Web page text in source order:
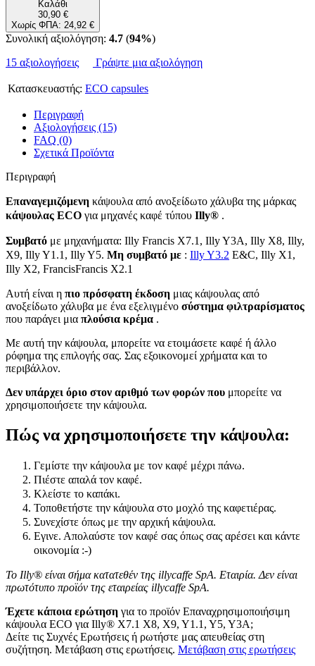
Καλάθι
30,90 €
Χωρίς ΦΠΑ: 24,92 €
Συνολική αξιολόγηση: 4.7 (94%)
15 αξιολογήσεις
Γράψτε μια αξιολόγηση
Κατασκευαστής: ECO capsules
Περιγραφή
Αξιολογήσεις (15)
FAQ (0)
Σχετικά Προϊόντα
Περιγραφή
Επαναγεμιζόμενη κάψουλα από ανοξείδωτο χάλυβα της μάρκας
κάψουλας ECO για μηχανές καφέ τύπου Illy® .
Συμβατό με μηχανήματα: Illy Francis X7.1, Illy Y3A, Illy X8, Illy,
X9, Illy Y1.1, Illy Y5. Μη συμβατό με : Illy Y3.2 E&C, Illy X1,
Illy X2, FrancisFrancis X2.1
Αυτή είναι η πιο πρόσφατη έκδοση μιας κάψουλας από
ανοξείδωτο χάλυβα με ένα εξελιγμένο σύστημα φιλτραρίσματος
που παράγει μια πλούσια κρέμα .
Με αυτή την κάψουλα, μπορείτε να ετοιμάσετε καφέ ή άλλο
ρόφημα της επιλογής σας. Σας εξοικονομεί χρήματα και το
περιβάλλον.
Δεν υπάρχει όριο στον αριθμό των φορών που μπορείτε να
χρησιμοποιήσετε την κάψουλα.
Πώς να χρησιμοποιήσετε την κάψουλα:
Γεμίστε την κάψουλα με τον καφέ μέχρι πάνω.
Πιέστε απαλά τον καφέ.
Κλείστε το καπάκι.
Τοποθετήστε την κάψουλα στο μοχλό της καφετιέρας.
Συνεχίστε όπως με την αρχική κάψουλα.
Εγινε. Απολαύστε τον καφέ σας όπως σας αρέσει και κάντε
οικονομία :-)
Το Illy® είναι σήμα κατατεθέν της illycaffe SpA. Εταιρία. Δεν είναι
πρωτότυπο προϊόν της εταιρείας illycaffe SpA.
Έχετε κάποια ερώτηση για το προϊόν Επαναχρησιμοποιήσιμη
κάψουλα ECO για Illy® X7.1 X8, X9, Y1.1, Y5, Y3A;
Δείτε τις Συχνές Ερωτήσεις ή ρωτήστε μας απευθείας στη
συζήτηση. Μετάβαση στις ερωτήσεις. Μετάβαση στις ερωτήσεις